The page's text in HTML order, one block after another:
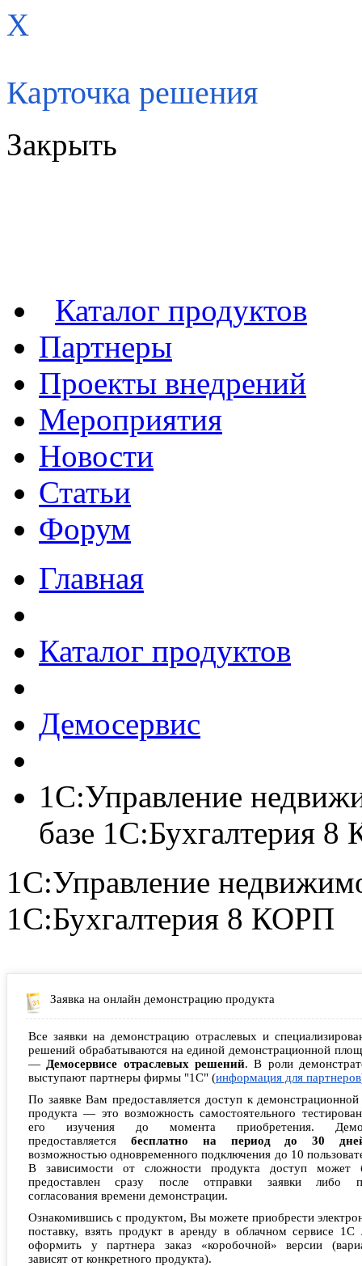
X
Карточка решения
Закрыть
Каталог продуктов
Партнеры
Проекты внедрений
Мероприятия
Новости
Статьи
Форум
Главная
Каталог продуктов
Демосервис
1С:Управление
базе 1С:Бухгалтерия
1С:Управление
1С:Бухгалтерия 8 КОРП
Заявка на онлайн демонстрацию продукта
Все заявки на демонстрацию отраслевых и
решений обрабатываются на единой демонстрационной
— Демосервисе отраслевых решений. В роли
выступают партнеры фирмы "1С" (информация для партнеров
По заявке Вам предоставляется доступ к демонстрационной
продукта — это возможность самостоятельного
его изучения до момента приобретения.
предоставляется бесплатно на период до 30
возможностью одновременного подключения до 10
В зависимости от сложности продукта доступ может
предоставлен сразу после отправки заявки либо
согласования времени демонстрации.
Ознакомившись с продуктом, Вы можете приобрести
поставку, взять продукт в аренду в облачном сервисе 1С
оформить у партнера заказ «коробочной» версии
зависят от конкретного продукта).